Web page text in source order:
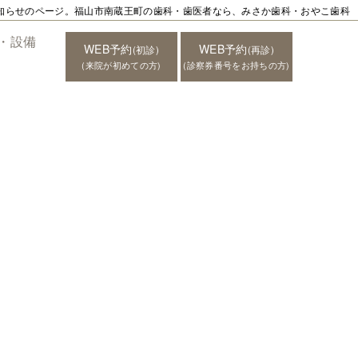
せのページ。福山市南蔵王町の歯科・歯医者なら、みさか歯科・おやこ歯科
設備 WEB予約(初診)
(来院が初めての方)
WEB予約(再診)
(診察券番号をお持ちの方)